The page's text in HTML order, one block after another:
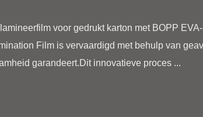
Film is vervaardigd met behulp van
garandeert.Dit innovatieve proces ...